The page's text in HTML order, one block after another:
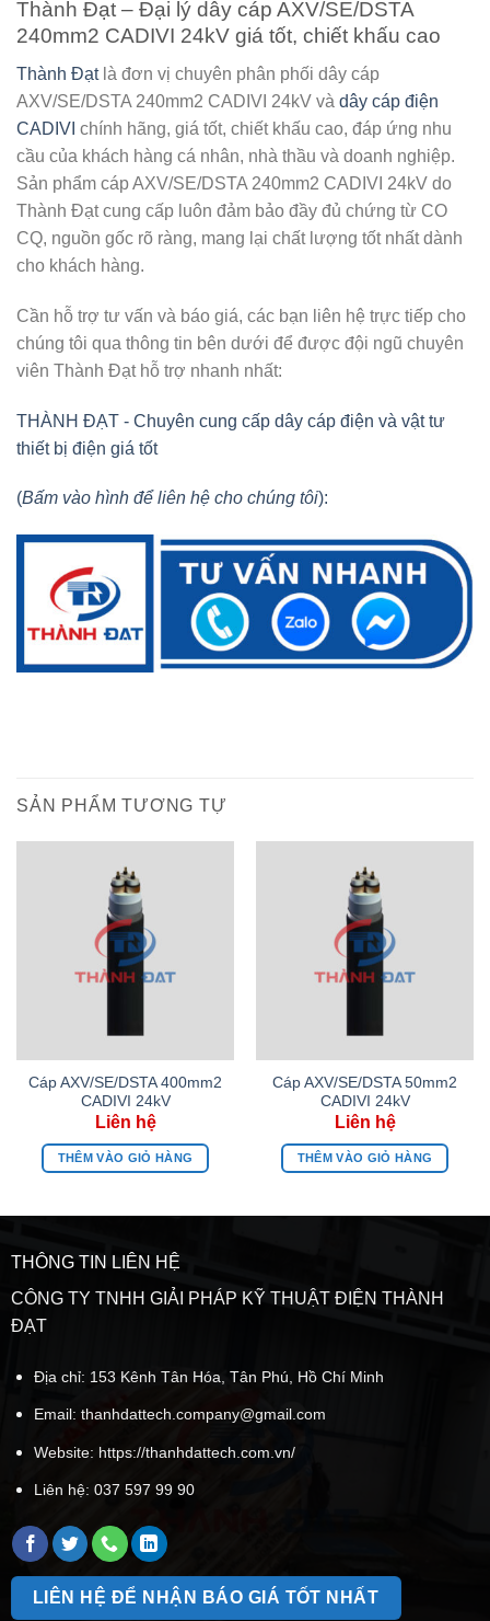
Thành Đạt – Đại lý dây cáp AXV/SE/DSTA
240mm2 CADIVI 24kV giá tốt, chiết khấu cao
Thành Đạtlà đơn vị chuyên phân phối dây cáp
AXV/SE/DSTA 240mm2 CADIVI 24kV và dây cáp điện
CADIVI chính hãng, giá tốt, chiết khấu cao, đáp ứng nhu
cầu của khách hàng cá nhân, nhà thầu và doanh nghiệp.
Sản phẩm cáp AXV/SE/DSTA 240mm2 CADIVI 24kV do
Thành Đạt cung cấp luôn đảm bảo đầy đủ chứng từ CO
CQ, nguồn gốc rõ ràng, mang lại chất lượng tốt nhất dành
cho khách hàng.
Cần hỗ trợ tư vấn và báo giá, các bạn liên hệ trực tiếp cho
chúng tôi qua thông tin bên dưới để được đội ngũ chuyên
viên Thành Đạt hỗ trợ nhanh nhất:
THÀNH ĐẠT - Chuyên cung cấp dây cáp điện và vật tư
thiết bị điện giá tốt
(Bấm vào hình để liên hệ cho chúng tôi):
SẢN PHẨM TƯƠNG TỰ
Cáp AXV/SE/DSTA 400mm2
CADIVI 24kV
THÊM VÀO GIỎ HÀNG
Cáp AXV/SE/DSTA 50mm2
CADIVI 24kV
THÊM VÀO GIỎ HÀNG
THÔNG TIN LIÊN HỆ
CÔNG TY TNHH GIẢI PHÁP KỸ THUẬT ĐIỆN THÀNH
ĐẠT
Địa chỉ: 153 Kênh Tân Hóa, Tân Phú, Hồ Chí Minh
Email: thanhdattech.company@gmail.com
Website: https://thanhdattech.com.vn/
Liên hệ: 037 597 99 90
LIÊN HỆ ĐỂ NHẬN BÁO GIÁ TỐT NHẤT